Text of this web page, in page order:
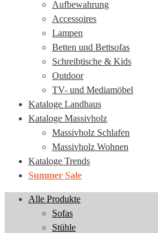
Aufbewahrung
Accessoires
Lampen
Betten und Bettsofas
Schreibtische & Kids
Outdoor
TV- und Mediamöbel
Kataloge Landhaus
Kataloge Massivholz
Massivholz Schlafen
Massivholz Wohnen
Kataloge Trends
Summer Sale
Alle Produkte
Sofas
Stühle